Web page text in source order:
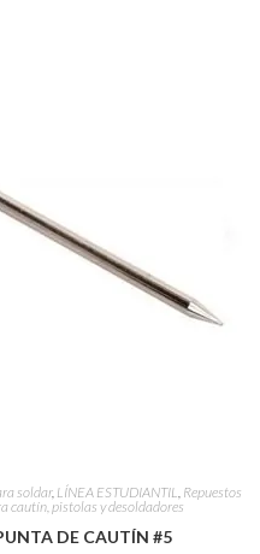
soldar, LÍNEA ESTUDIANTIL, Repuestos
cautín, pistolas y desoldadores
DE CAUTÍN #5